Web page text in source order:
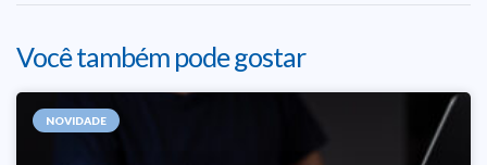
Você também pode gostar
NOVIDADE